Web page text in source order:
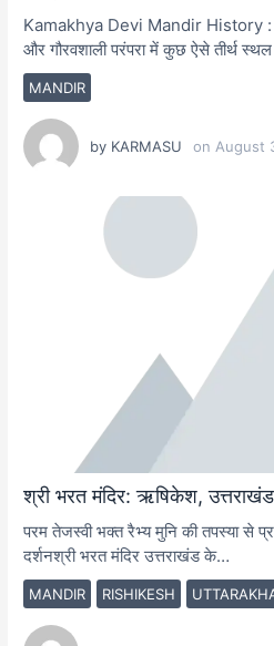
MANDIR
Kamakhya Devi Mandir History :
और गौरवशाली परंपरा में कुछ ऐसे तीर्थ
by KARMASU on August
श्री भरत मंदिर: ऋषिकेश,
MANDIR RISHIKESH
परम तेजस्वी भक्त रैभ्य मुनि की तपस्या से
दर्शनश्री भरत मंदिर उत्तराखंड के…